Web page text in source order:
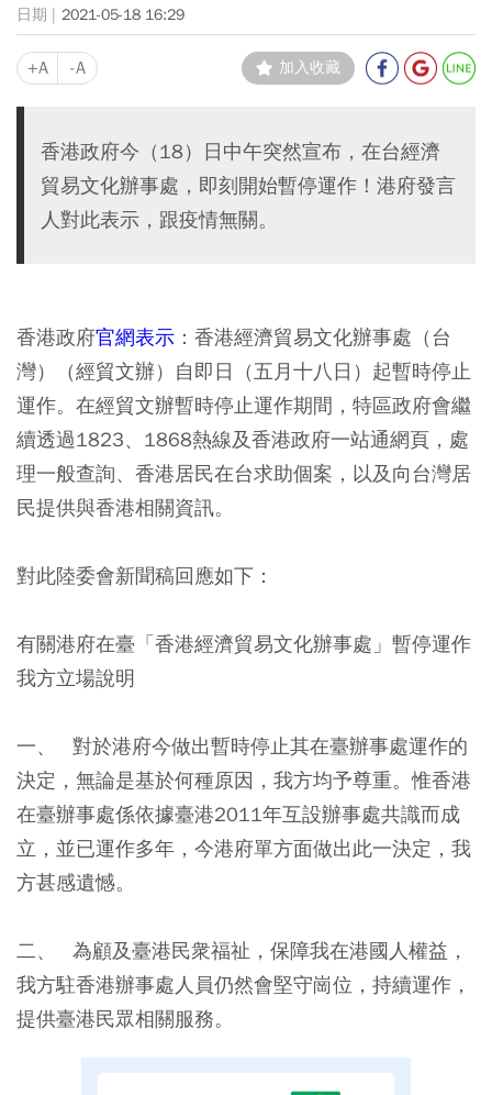
2021-05-18 16:29
+A -A 加入收藏
香港政府今（18）日中午突然宣布，在台經濟
貿易文化辦事處，即刻開始暫停運作！港府發言
人對此表示，跟疫情無關。
香港政府官網表示 ：香港經濟貿易文化辦事處（台
灣）（經貿文辦）自即日（五月十八日）起暫時停止
運作。在經貿文辦暫時停止運作期間，特區政府會繼
續透過1823、1868熱線及香港政府一站通網頁，處
理一般查詢、香港居民在台求助個案，以及向台灣居
民提供與香港相關資訊。
對此陸委會新聞稿回應如下：
有關港府在臺「香港經濟貿易文化辦事處」暫停運作
我方立場說明
一、 對於港府今做出暫時停止其在臺辦事處運作的
決定，無論是基於何種原因，我方均予尊重。惟香港
在臺辦事處係依據臺港2011年互設辦事處共識而成
立，並已運作多年，今港府單方面做出此一決定，我
方甚感遺憾。
二、 為顧及臺港民衆福祉，保障我在港國人權益，
我方駐香港辦事處人員仍然會堅守崗位，持續運作，
提供臺港民眾相關服務。